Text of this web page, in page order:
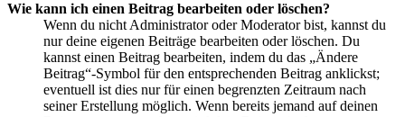
Wie kann ich einen Beitrag bearbeiten oder löschen?
Wenn du nicht Administrator oder Moderator bist, kannst du
nur deine eigenen Beiträge bearbeiten oder löschen. Du
kannst einen Beitrag bearbeiten, indem du das „Ändere
Beitrag“-Symbol für den entsprechenden Beitrag anklickst;
eventuell ist dies nur für einen begrenzten Zeitraum nach
seiner Erstellung möglich. Wenn bereits jemand auf deinen